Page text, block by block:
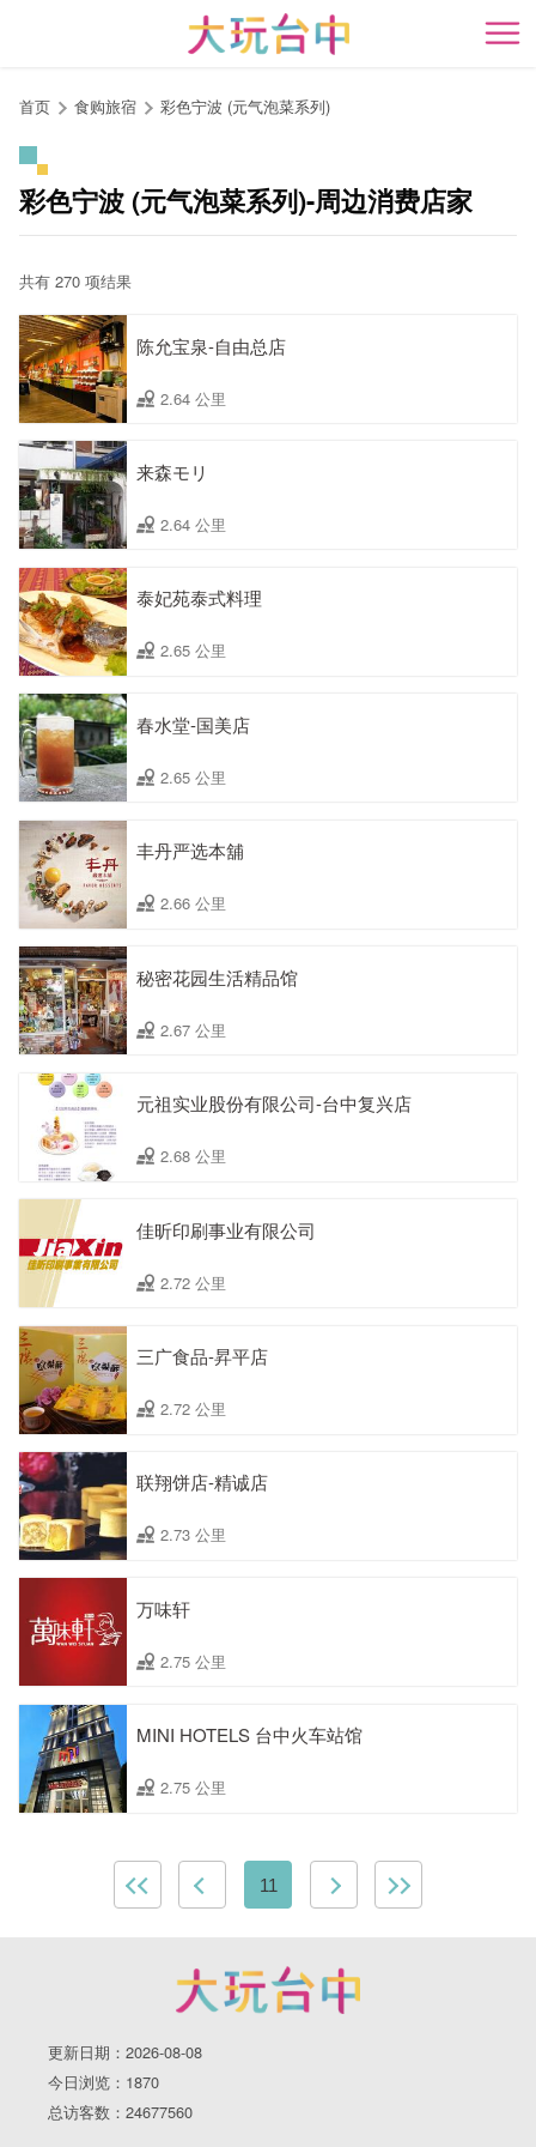
开
首页 食购旅宿 彩色宁波 (元气泡菜系列)
彩色宁波 (元气泡菜系列)-周边消费店家
共有 270 项结果
陈允宝泉-自由总店
2.64 公里
来森モリ
2.64 公里
泰妃苑泰式料理
2.65 公里
春水堂-国美店
2.65 公里
丰丹严选本舖
2.66 公里
秘密花园生活精品馆
2.67 公里
元祖实业股份有限公司-台中复兴店
2.68 公里
佳昕印刷事业有限公司
2.72 公里
三广食品-昇平店
2.72 公里
联翔饼店-精诚店
2.73 公里
万味轩
2.75 公里
MINI HOTELS 台中火车站馆
2.75 公里
11
更新日期：2026-08-08
今日浏览：1870
总访客数：24677560